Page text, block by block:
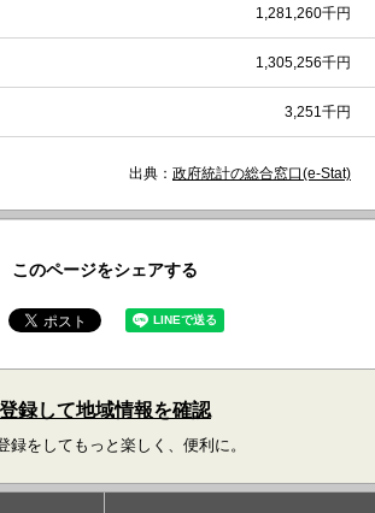
1,281,260千円
1,305,256千円
3,251千円
出典： 政府統計の総合窓口(e-Stat)
このページをシェアする
登録して地域情報を確認
録をしてもっと楽しく、便利に。